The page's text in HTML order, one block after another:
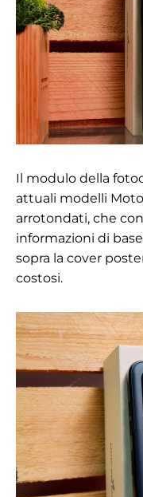
Il modulo della
attuali modelli
arrotondati, che
informazioni di
sopra la cover
costosi.